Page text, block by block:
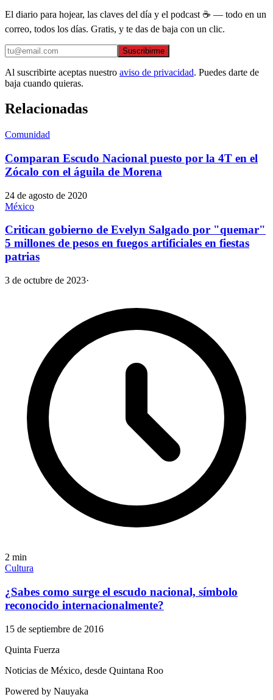
El diario para hojear, las claves del día y el podcast ☕ — todo en un
correo, todos los días. Gratis, y te das de baja con un clic.
Suscribirme
Al suscribirte aceptas nuestro aviso de privacidad. Puedes darte de
baja cuando quieras.
Relacionadas
Comunidad
Comparan Escudo Nacional puesto por la 4T en el
Zócalo con el águila de Morena
24 de agosto de 2020
México
Critican gobierno de Evelyn Salgado por "quemar"
5 millones de pesos en fuegos artificiales en fiestas
patrias
3 de octubre de 2023·
2 min
Cultura
¿Sabes como surge el escudo nacional, símbolo
reconocido internacionalmente?
15 de septiembre de 2016
Quinta Fuerza
Noticias de México, desde Quintana Roo
Powered by Nauyaka